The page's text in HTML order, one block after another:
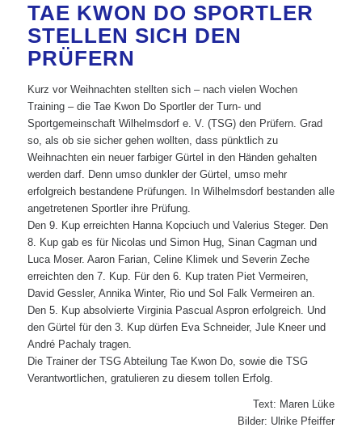
TAE KWON DO SPORTLER
STELLEN SICH DEN
PRÜFERN
Kurz vor Weihnachten stellten sich – nach vielen Wochen
Training – die Tae Kwon Do Sportler der Turn- und
Sportgemeinschaft Wilhelmsdorf e. V. (TSG) den Prüfern. Grad
so, als ob sie sicher gehen wollten, dass pünktlich zu
Weihnachten ein neuer farbiger Gürtel in den Händen gehalten
werden darf. Denn umso dunkler der Gürtel, umso mehr
erfolgreich bestandene Prüfungen. In Wilhelmsdorf bestanden alle
angetretenen Sportler ihre Prüfung.
Den 9. Kup erreichten Hanna Kopciuch und Valerius Steger. Den
8. Kup gab es für Nicolas und Simon Hug, Sinan Cagman und
Luca Moser. Aaron Farian, Celine Klimek und Severin Zeche
erreichten den 7. Kup. Für den 6. Kup traten Piet Vermeiren,
David Gessler, Annika Winter, Rio und Sol Falk Vermeiren an.
Den 5. Kup absolvierte Virginia Pascual Aspron erfolgreich. Und
den Gürtel für den 3. Kup dürfen Eva Schneider, Jule Kneer und
André Pachaly tragen.
Die Trainer der TSG Abteilung Tae Kwon Do, sowie die TSG
Verantwortlichen, gratulieren zu diesem tollen Erfolg.
Text: Maren Lüke
Bilder: Ulrike Pfeiffer